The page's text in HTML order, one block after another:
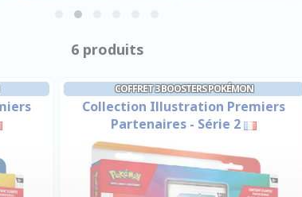
6 produits
COFFRET 3 BOOSTERS POKÉMON
Collection Illustration Premiers
Partenaires - Série 2